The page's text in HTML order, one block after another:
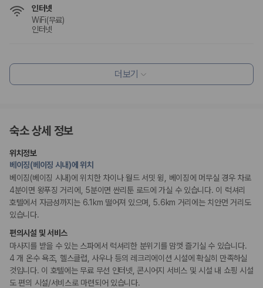
인터넷
WiFi(무료)
인터넷
엘리베이터
정원
리셉션 서비스
간편 체크인/체크아웃
드라이클리닝/세탁서비스
콘시어지 서비스
포터/벨보이
짐 보관 서비스
웰빙 및 피트니스
피트니스/헬스시설
사우나/스파
더보기
숙소 상세 정보
위치정보
베이징(베이징 시내)에 위치
베이징(베이징 시내)에 위치한 차이나 월드 서밋 윙, 베이징에 머무실 경우 차로
4분이면 왕푸징 거리에, 5분이면 싼리툰 로드에 가실 수 있습니다. 이 럭셔리
호텔에서 자금성까지는 6.1km 떨어져 있으며, 5.6km 거리에는 치안먼 거리도
있습니다.
편의시설 및 서비스
마사지를 받을 수 있는 스파에서 럭셔리한 분위기를 맘껏 즐기실 수 있습니다.
4 개 온수 욕조, 헬스클럽, 사우나 등의 레크리에이션 시설에 확실히 만족하실
것입니다. 이 호텔에는 무료 무선 인터넷, 콘시어지 서비스 및 시설 내 쇼핑 시설
도 편의 시설/서비스로 마련되어 있습니다.